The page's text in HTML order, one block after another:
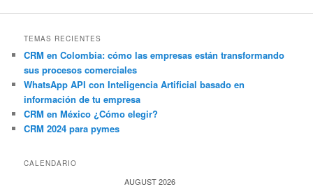
TEMAS RECIENTES
CRM en Colombia: cómo las empresas están transformando
sus procesos comerciales
WhatsApp API con Inteligencia Artificial basado en
información de tu empresa
CRM en México ¿Cómo elegir?
CRM 2024 para pymes
CALENDARIO
AUGUST 2026